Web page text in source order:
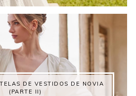
DE VESTIDOS DE NOVIA
(PARTE II)